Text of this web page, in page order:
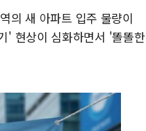
의 새 아파트 입주 물량이
' 현상이 심화하면서 '똘똘한